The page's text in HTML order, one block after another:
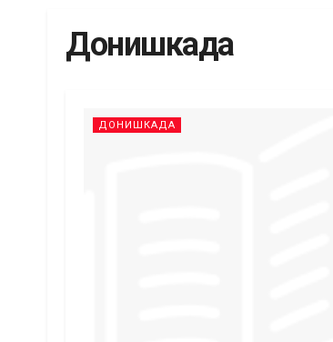
Донишкада
ДОНИШКАДА